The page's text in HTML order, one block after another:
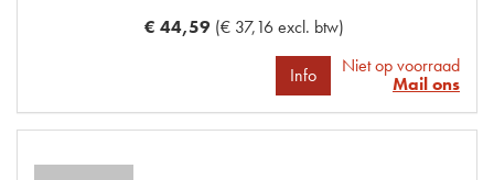
€ 44,59 (€ 37,16 excl. btw)
Info
Niet op voorraad
Mail ons